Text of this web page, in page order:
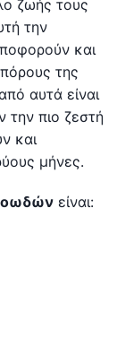
ζωής τους
την
και
της
αυτά είναι
την πιο ζεστή
και
μήνες.
είναι: